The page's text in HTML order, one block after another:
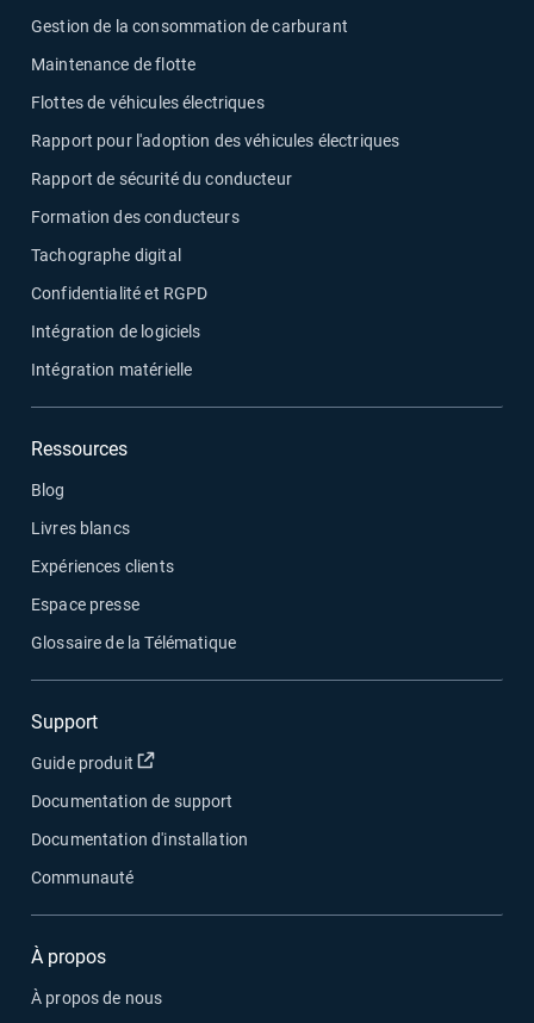
Gestion de la consommation de carburant
Maintenance de flotte
Flottes de véhicules électriques
Rapport pour l'adoption des véhicules électriques
Rapport de sécurité du conducteur
Formation des conducteurs
Tachographe digital
Confidentialité et RGPD
Intégration de logiciels
Intégration matérielle
Ressources
Blog
Livres blancs
Expériences clients
Espace presse
Glossaire de la Télématique
Support
Guide produit Ouvrir dans une nouvelle fenêtre
Documentation de support
Documentation d'installation
Communauté
À propos
À propos de nous